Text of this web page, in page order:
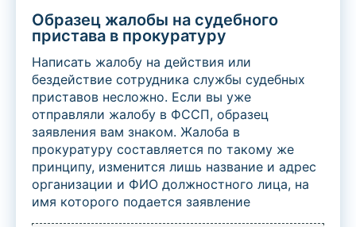
Образец жалобы на судебного
пристава в прокуратуру
Написать жалобу на действия или
бездействие сотрудника службы судебных
приставов несложно. Если вы уже
отправляли жалобу в ФССП, образец
заявления вам знаком. Жалоба в
прокуратуру составляется по такому же
принципу, изменится лишь название и адрес
организации и ФИО должностного лица, на
имя которого подается заявление